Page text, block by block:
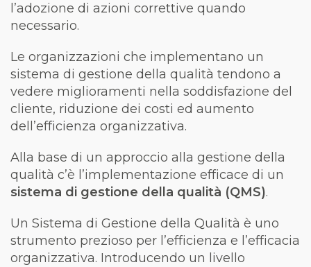
l’adozione di azioni correttive quando
necessario.
Le organizzazioni che implementano un
sistema di gestione della qualità tendono a
vedere miglioramenti nella soddisfazione del
cliente, riduzione dei costi ed aumento
dell’efficienza organizzativa.
Alla base di un approccio alla gestione della
qualità c’è l’implementazione efficace di un
sistema di gestione della qualità (QMS).
Un Sistema di Gestione della Qualità è uno
strumento prezioso per l’efficienza e l’efficacia
organizzativa. Introducendo un livello